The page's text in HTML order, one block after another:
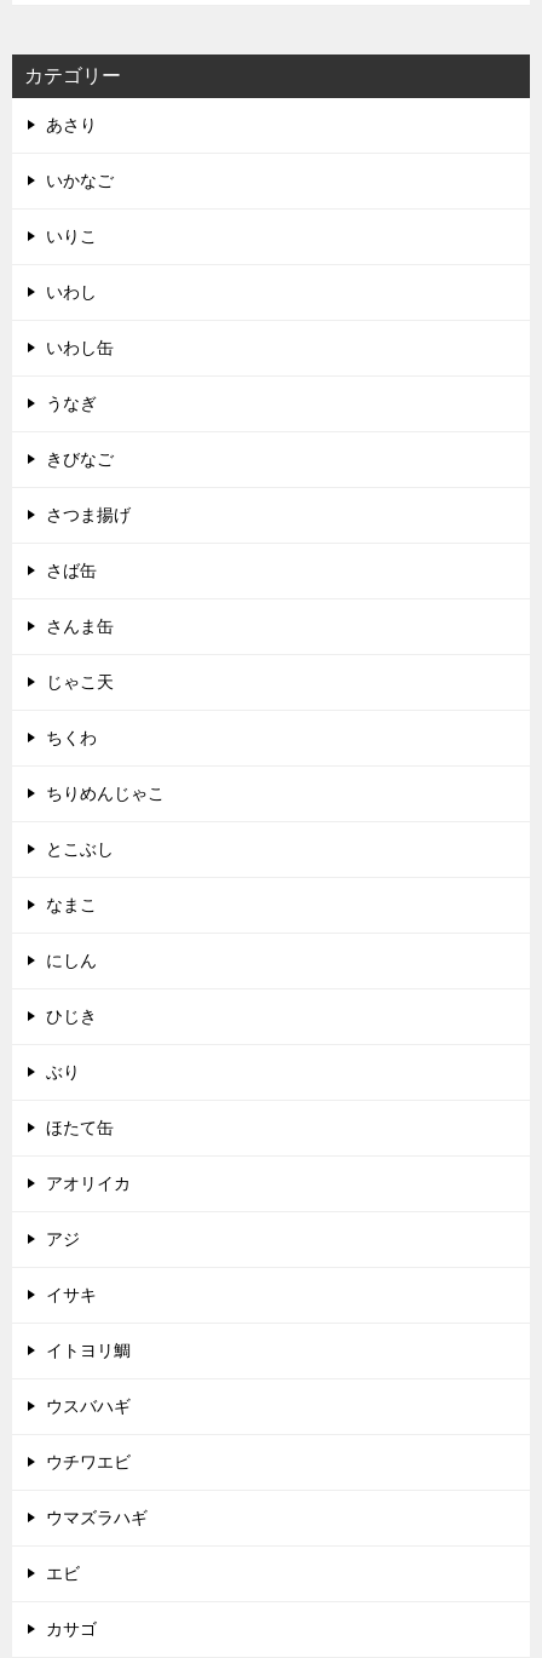
カテゴリー
あさり
いかなご
いりこ
いわし
いわし缶
うなぎ
きびなご
さつま揚げ
さば缶
さんま缶
じゃこ天
ちくわ
ちりめんじゃこ
とこぶし
なまこ
にしん
ひじき
ぶり
ほたて缶
アオリイカ
アジ
イサキ
イトヨリ鯛
ウスバハギ
ウチワエビ
ウマズラハギ
エビ
カサゴ